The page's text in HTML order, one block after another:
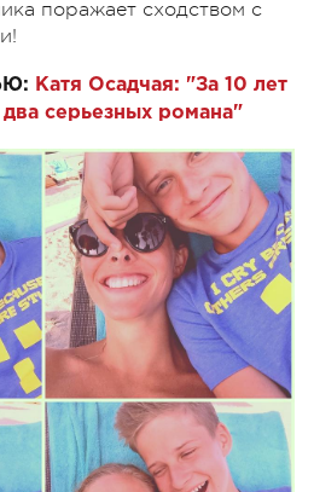
поражает сходством с
Катя Осадчая: "За 10 лет
серьезных романа"